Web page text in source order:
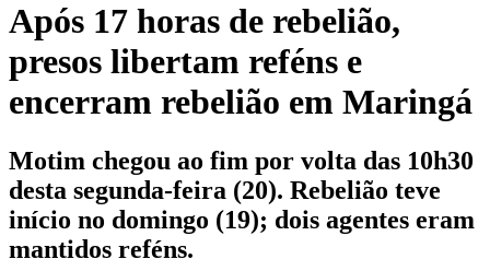
Após 17 horas de rebelião,
presos libertam reféns e
encerram rebelião em Maringá
Motim chegou ao fim por volta das 10h30
desta segunda-feira (20). Rebelião teve
início no domingo (19); dois agentes eram
mantidos reféns.